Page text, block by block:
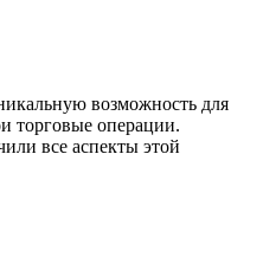
возможность для
торговые операции.
все аспекты этой